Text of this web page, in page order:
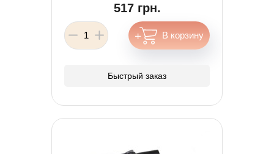
517 грн.
Быстрый заказ